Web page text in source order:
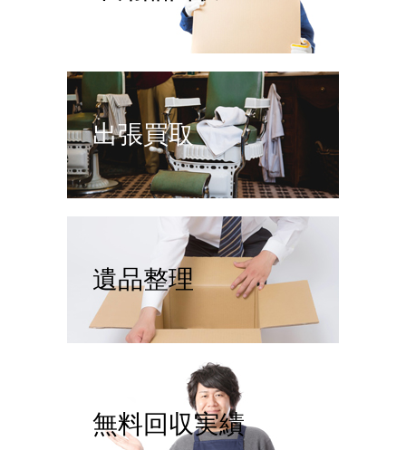
出張買取
遺品整理
無料回収実績